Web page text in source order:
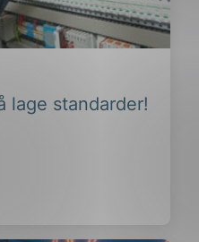
lage standarder!